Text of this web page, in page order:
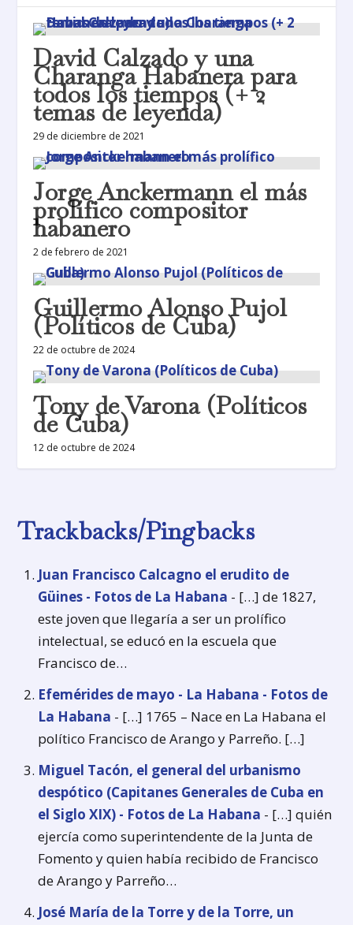
David Calzado y una
Charanga Habanera para
todos los tiempos (+ 2
temas de leyenda)
29 de diciembre de 2021
Jorge Anckermann el más
prolífico compositor
habanero
2 de febrero de 2021
Guillermo Alonso Pujol
(Políticos de Cuba)
22 de octubre de 2024
Tony de Varona (Políticos
de Cuba)
12 de octubre de 2024
Trackbacks/Pingbacks
Juan Francisco Calcagno el erudito de
Güines - Fotos de La Habana - […] de 1827,
este joven que llegaría a ser un prolífico
intelectual, se educó en la escuela que
Francisco de…
Efemérides de mayo - La Habana - Fotos de
La Habana - […] 1765 – Nace en La Habana el
político Francisco de Arango y Parreño. […]
Miguel Tacón, el general del urbanismo
despótico (Capitanes Generales de Cuba en
el Siglo XIX) - Fotos de La Habana - […] quién
ejercía como superintendente de la Junta de
Fomento y quien había recibido de Francisco
de Arango y Parreño…
José María de la Torre y de la Torre, un